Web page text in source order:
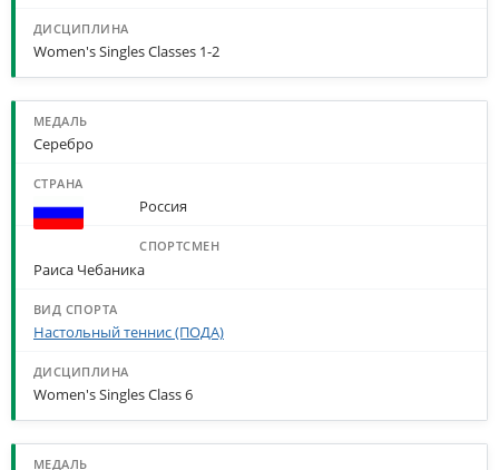
Women's Singles Classes 1-2
Серебро
Россия
Раиса Чебаника
Настольный теннис (ПОДА)
Women's Singles Class 6